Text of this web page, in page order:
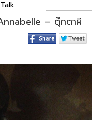
– ตุ๊กตาผี